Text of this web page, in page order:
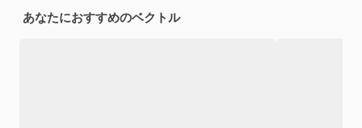
あなたにおすすめのベクトル